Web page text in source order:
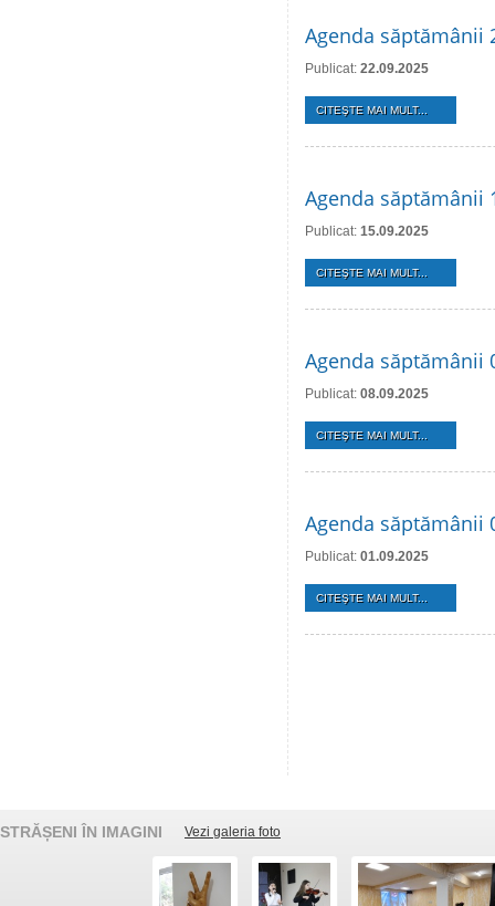
Agenda săptămânii
Publicat: 22.09.2025
CITEŞTE MAI MULT...
Agenda săptămânii
Publicat: 15.09.2025
CITEŞTE MAI MULT...
Agenda săptămânii
Publicat: 08.09.2025
CITEŞTE MAI MULT...
Agenda săptămânii
Publicat: 01.09.2025
CITEŞTE MAI MULT...
STRĂȘENI ÎN IMAGINI Vezi galeria foto